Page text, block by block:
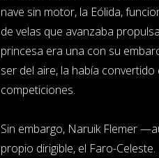
nave sin motor, la Eólida,
de velas que avanzaba
princesa era una con su
ser del aire, la había
competiciones.
Sin embargo, Naruik Flemer
propio dirigible, el Faro-